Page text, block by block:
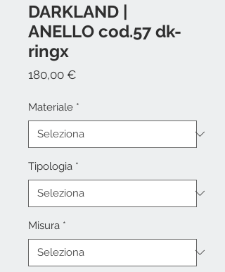
DARKLAND |
ANELLO cod.57 dk-
ringx
180,00 €
Materiale *
Tipologia *
Misura *